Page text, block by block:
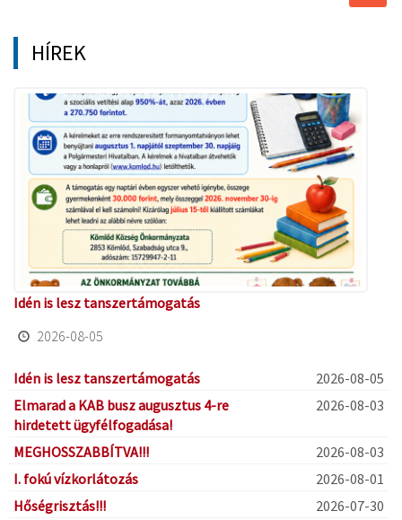
HÍREK
Idén is lesz tanszertámogatás
2026-08-05
Idén is lesz tanszertámogatás
2026-08-05
Elmarad a KAB busz augusztus 4-re
hirdetett ügyfélfogadása!
2026-08-03
MEGHOSSZABBÍTVA!!!
2026-08-03
I. fokú vízkorlátozás
2026-08-01
Hőségrisztás!!!
2026-07-30